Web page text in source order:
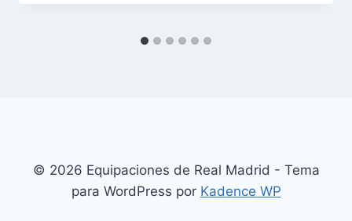
© 2026 Equipaciones de Real Madrid - Tema
para WordPress por Kadence WP